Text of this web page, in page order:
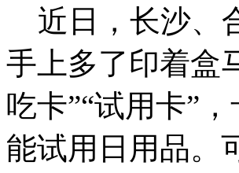
近日，长沙、
手上多了印着盒
吃卡”“试用卡”
能试用日用品。